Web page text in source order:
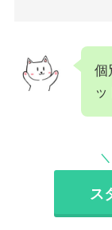
個
ス